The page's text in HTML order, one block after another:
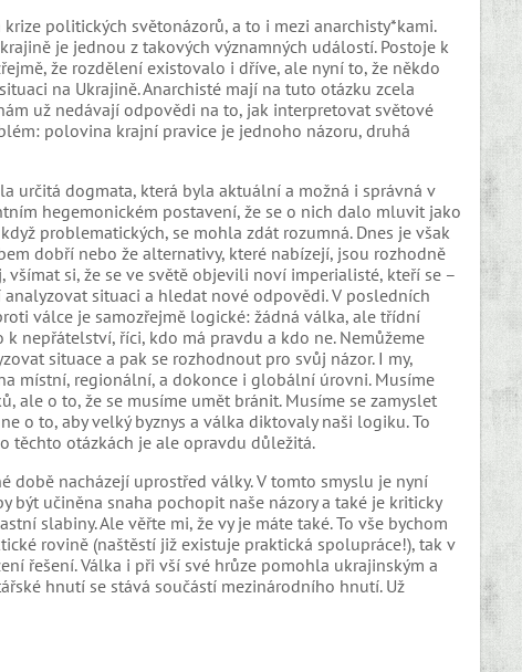
politických světonázorů, a to i mezi anarchisty*kami.
je jednou z takových významných událostí. Postoje k
že rozdělení existovalo i dříve, ale nyní to, že někdo
na Ukrajině. Anarchisté mají na tuto otázku zcela
už nedávají odpovědi na to, jak interpretovat světové
polovina krajní pravice je jednoho názoru, druhá
určitá dogmata, která byla aktuální a možná i správná v
hegemonickém postavení, že se o nich dalo mluvit jako
problematických, se mohla zdát rozumná. Dnes je však
dobří nebo že alternativy, které nabízejí, jsou rozhodně
si, že se ve světě objevili noví imperialisté, kteří se –
situaci a hledat nové odpovědi. V posledních
válce je samozřejmě logické: žádná válka, ale třídní
nepřátelství, říci, kdo má pravdu a kdo ne. Nemůžeme
situace a pak se rozhodnout pro svůj názor. I my,
místní, regionální, a dokonce i globální úrovni. Musíme
ale o to, že se musíme umět bránit. Musíme se zamyslet
o to, aby velký byznys a válka diktovaly naši logiku. To
těchto otázkách je ale opravdu důležitá.
době nacházejí uprostřed války. V tomto smyslu je nyní
učiněna snaha pochopit naše názory a také je kriticky
slabiny. Ale věřte mi, že vy je máte také. To vše bychom
rovině (naštěstí již existuje praktická spolupráce!), tak v
řešení. Válka i při vší své hrůze pomohla ukrajinským a
hnutí se stává součástí mezinárodního hnutí. Už